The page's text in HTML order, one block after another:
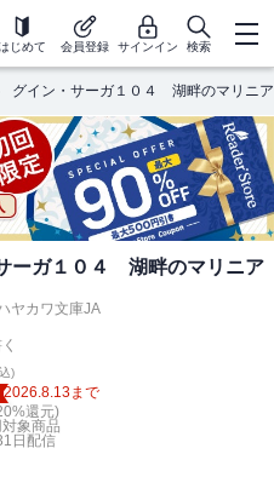
じめて 会員登録 サインイン 検索
グイン・サーガ１０４ 湖畔のマリニア
ーガ１０４ 湖畔のマリニア
ヤカワ文庫JA
)
2026.8.13まで
%還元)
象商品
日 配信